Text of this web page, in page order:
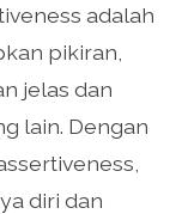
adalah
pikiran,
jelas dan
lain. Dengan
diri dan